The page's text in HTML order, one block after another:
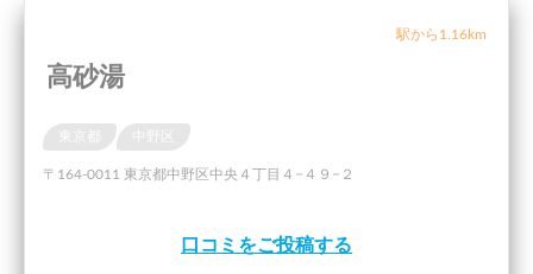
駅から1.16km
高砂湯
東京都 中野区
〒164-0011 東京都中野区中央４丁目４−４９−２
口コミをご投稿する